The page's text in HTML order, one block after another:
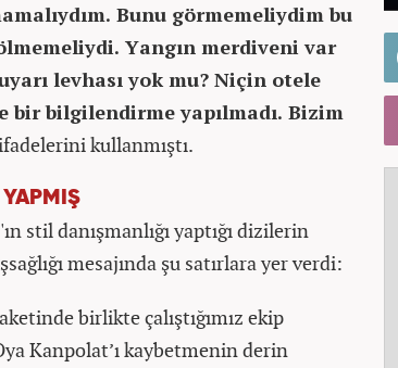
Bunu görmemeliydim bu
Yangın merdiveni var
levhası yok mu? Niçin otele
bir bilgilendirme yapılmadı. Bizim
kullanmıştı.
stil danışmanlığı yaptığı dizilerin
mesajında şu satırlara yer verdi:
birlikte çalıştığımız ekip
Kanpolat’ı kaybetmenin derin